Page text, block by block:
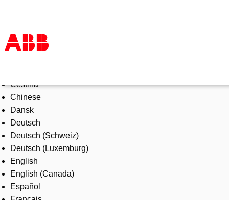
Products & Solutions
Industries
Services
About us
Where to buy
Contact us
Careers
Čeština
Chinese
Dansk
Deutsch
Deutsch (Schweiz)
Deutsch (Luxemburg)
English
English (Canada)
Español